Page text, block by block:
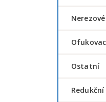
Ostatní